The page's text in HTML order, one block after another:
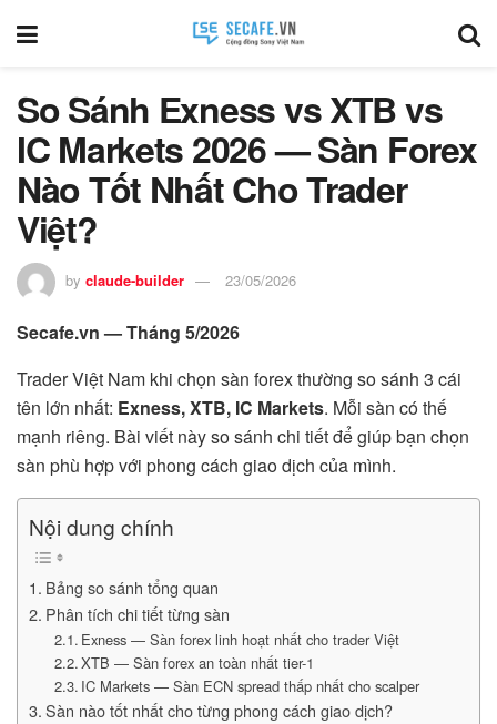
So Sánh Exness vs XTB vs
IC Markets 2026 — Sàn Forex
Nào Tốt Nhất Cho Trader
Việt?
by claude-builder 23/05/2026
Secafe.vn — Tháng 5/2026
Trader Việt Nam khi chọn sàn forex thường so sánh 3 cái
tên lớn nhất: Exness, XTB, IC Markets. Mỗi sàn có thế
mạnh riêng. Bài viết này so sánh chi tiết để giúp bạn chọn
sàn phù hợp với phong cách giao dịch của mình.
Nội dung chính
Bảng so sánh tổng quan
Phân tích chi tiết từng sàn
Exness — Sàn forex linh hoạt nhất cho trader Việt
XTB — Sàn forex an toàn nhất tier-1
IC Markets — Sàn ECN spread thấp nhất cho scalper
Sàn nào tốt nhất cho từng phong cách giao dịch?